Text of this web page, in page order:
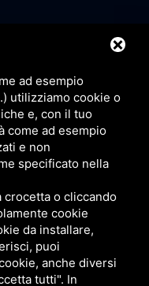
ad esempio
utilizziamo cookie o
e, con il tuo
come ad esempio
e non
specificato nella
crocetta o cliccando
cookie
da installare,
puoi
anche diversi
tutti". In